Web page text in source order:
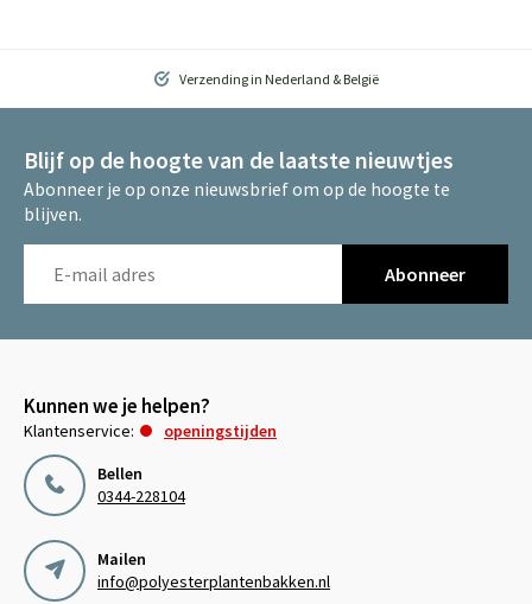
Verzending in Nederland & België
Blijf op de hoogte van de laatste nieuwtjes
Abonneer je op onze nieuwsbrief om op de hoogte te
blijven.
Abonneer
Kunnen we je helpen?
Klantenservice:
openingstijden
Bellen
0344-228104
Mailen
info@polyesterplantenbakken.nl